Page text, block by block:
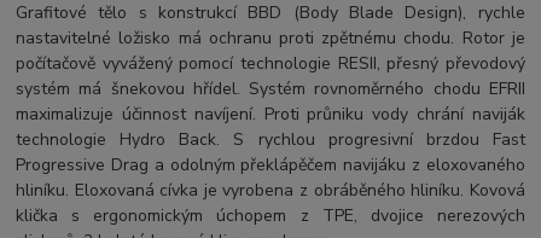
Grafitové tělo s konstrukcí BBD (Body Blade Design), rychle
nastavitelné ložisko má ochranu proti zpětnému chodu. Rotor je
počítačově vyvážený pomocí technologie RESII, přesný převodový
systém má šnekovou hřídel. Systém rovnoměrného chodu EFRII
maximalizuje účinnost navíjení. Proti průniku vody chrání naviják
technologie Hydro Back. S rychlou progresivní brzdou Fast
Progressive Drag a odolným překlápěčem navijáku z eloxovaného
hliníku. Eloxovaná cívka je vyrobena z obráběného hliníku. Kovová
klička s ergonomickým úchopem z TPE, dvojice nerezových